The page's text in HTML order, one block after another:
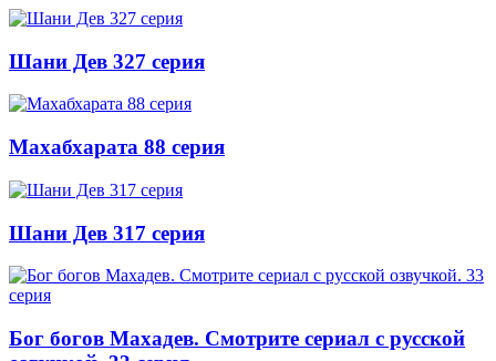
Шани Дев 327 серия
Махабхарата 88 серия
Шани Дев 317 серия
Бог богов Махадев. Смотрите сериал с русской